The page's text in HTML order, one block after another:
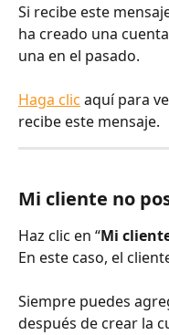
Si recibe este
ha creado una
una en el pasado.
Haga clic aquí para
recibe este mensaje.
Mi cliente no
Haz clic en “Mi
En este caso, el
Siempre puedes
después de crear la